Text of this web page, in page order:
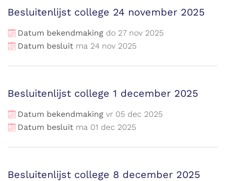
Besluitenlijst college 24 november 2025
Datum bekendmaking do 27 nov 2025
Datum besluit ma 24 nov 2025
Besluitenlijst college 1 december 2025
Datum bekendmaking vr 05 dec 2025
Datum besluit ma 01 dec 2025
Besluitenlijst college 8 december 2025